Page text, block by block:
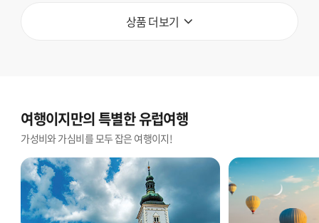
상품 더보기
여행이지만의 특별한 유럽여행
가성비와 가심비를 모두 잡은 여행이지!